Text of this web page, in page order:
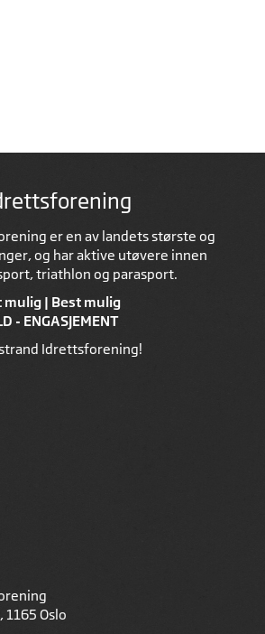
er en av landets største og
og har aktive utøvere innen
triathlon og parasport.
mulig | Best mulig
- ENGASJEMENT
Idrettsforening!
1165 Oslo